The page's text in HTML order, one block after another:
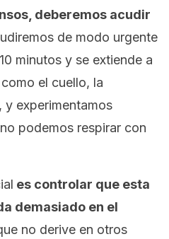
deberemos acudir
de modo urgente
minutos y se extiende a
el cuello, la
y experimentamos
podemos respirar con
es controlar que esta
demasiado en el
no derive en otros